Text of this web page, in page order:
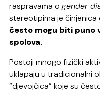
raspravama ogender
stereotipima je činjenica
često mogu biti puno
spolova.
Postoji mnogo fizički
uklapaju u tradicionalni
“djevojčica” koje su